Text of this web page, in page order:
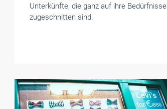
Unterkünfte, die ganz auf ihre Bedürfnisse
zugeschnitten sind.